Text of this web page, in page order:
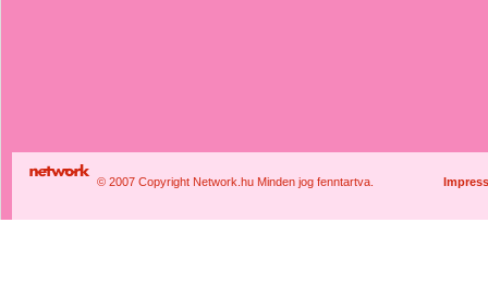
© 2007 Copyright Network.hu Minden jog fenntartva.